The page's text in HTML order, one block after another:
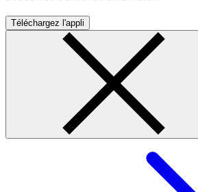
Téléchargez l'appli